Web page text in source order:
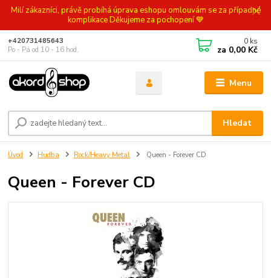
Milí zákazníci, právě probíhá úprava eshopu omlouvám se za případné
komplikace Děkujeme za pochopení 💙
Menu
Hledat
+420731485643
Po - Pá od 10 - 16 hod.
0 ks
za 0,00 Kč
Úvod Hudba Rock/Heavy Metal Queen - Forever CD
Queen - Forever CD